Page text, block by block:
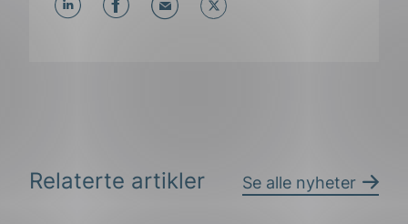
Relaterte artikler Se alle nyheter